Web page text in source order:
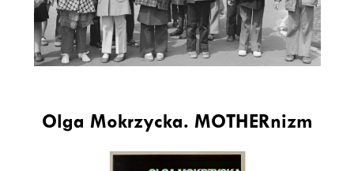
Olga Mokrzycka. MOTHERnizm